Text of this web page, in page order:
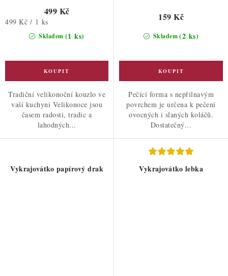
Skladem (1 ks)
499 Kč
Měrná
499 Kč / 1 ks
Tradiční velikonoční kouzlo ve
vaší kuchyni Velikonoce jsou
časem radosti, tradic a
lahodných...
Skladem(2 ks)
159 Kč
Pečící forma s nepřilnavým
povrchem je určena k pečení
ovocných i slaných koláčů.
Dostatečný...
Vykrajovátko papírový drak Vykrajovátko lebka